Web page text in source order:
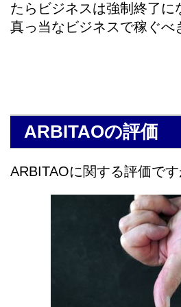
たらビジネスは強制終了に
真っ当なビジネスで稼ぐべ
ARBITAOの評価
ARBITAOに関する評価です